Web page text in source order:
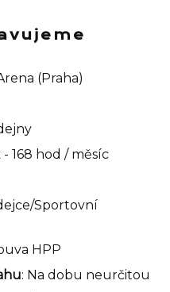
(Praha)
168 hod / měsíc
Sportovní
HPP
: Na dobu neurčitou